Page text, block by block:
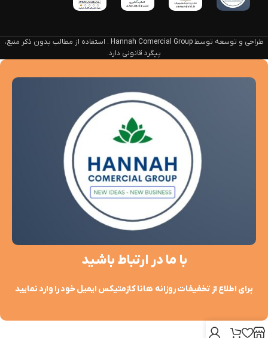
طراحی و توسعه توسط Hannah Comercial Group . استفاده از مطالب بدون ذکر منبع،
پیگرد قانونی دارد.
با ما در ارتباط باشید
برای اطلاع از تخفیفات روزانه هانا کازمتیکس ایمیل خود را وارد نمایید